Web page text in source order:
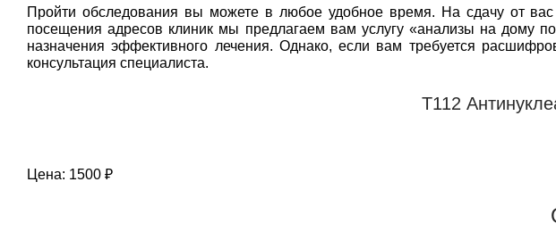
Пройти обследования вы можете в любое удобное время. На сдачу от
посещения адресов клиник мы предлагаем вам услугу «анализы на дому
назначения эффективного лечения. Однако, если вам требуется
консультация специалиста.
Т112
Цена: 1500 ₽